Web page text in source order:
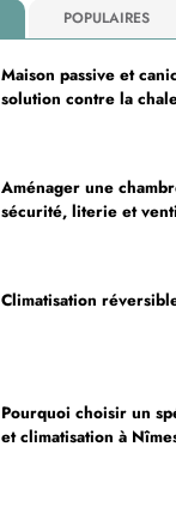
POPULAIRES
Maison passive et
solution contre la
Aménager une
sécurité, literie et
Climatisation
Pourquoi choisir un
et climatisation à